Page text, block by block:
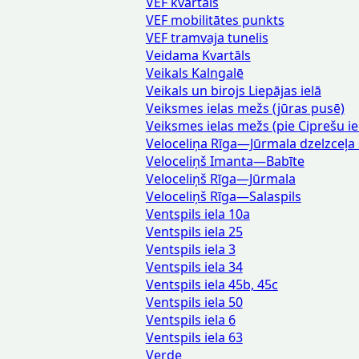
VEF mobilitātes punkts
VEF tramvaja tunelis
Veidama Kvartāls
Veikals Kalngalē
Veikals un birojs Liepājas ielā
Veiksmes ielas mežs (jūras pusē)
Veiksmes ielas mežs (pie Ciprešu
Veloceliņa Rīga—Jūrmala
Veloceliņš Imanta—Babīte
Veloceliņš Rīga—Jūrmala
Veloceliņš Rīga—Salaspils
Ventspils iela 10a
Ventspils iela 25
Ventspils iela 3
Ventspils iela 34
Ventspils iela 45b, 45c
Ventspils iela 50
Ventspils iela 6
Ventspils iela 63
Verde